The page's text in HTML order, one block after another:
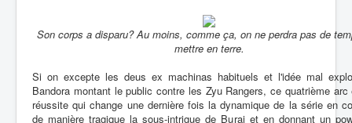
Son corps a disparu? Au moins, comme ça, on ne perdra pas de
mettre en terre.
Si on excepte les deus ex machinas habituels et l'idée mal
Bandora montant le public contre les Zyu Rangers, ce quatrième arc
réussite qui change une dernière fois la dynamique de la série en
de manière tragique la sous-intrigue de Burai et en donnant un